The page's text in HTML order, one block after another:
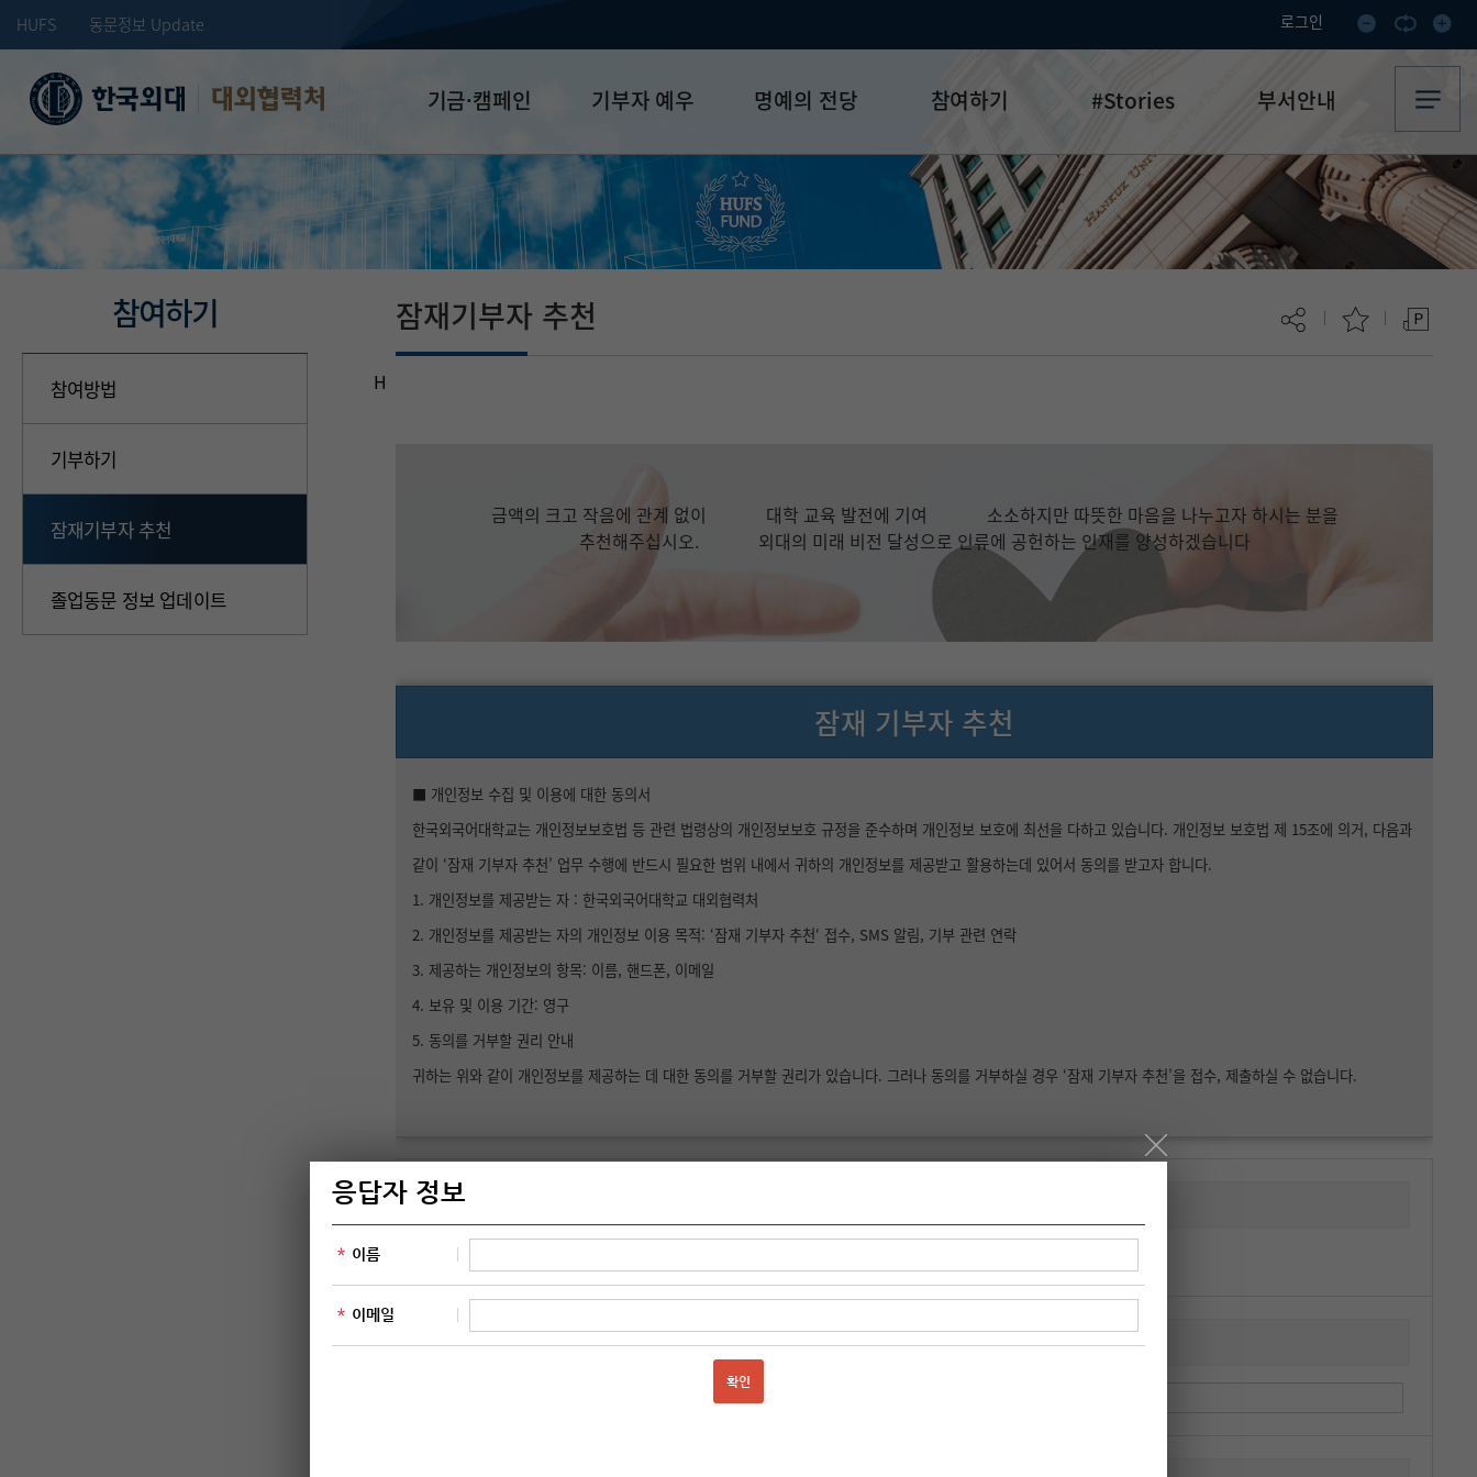
HUFS 동문정보 Update 로그인
대외협력처 기금·캠페인
학교발전기금
장학기금
선배드림 장학금
기부자 예우
예우 프로그램
세제 혜택
명예의 전당
HUFS Honor
Diamond Club
Platinum Club
참여하기
참여방법
기부하기
잠재기부자 추천
#Stories
기부·수혜스토리
기금소식
이달의 기부자
부서안내
업무안내
오시는 길
참여하기
참여방법
기부하기
잠재기부자 추천
졸업동문 정보 업데이트
H
잠재기부자 추천
금액의 크고 작음에 관계 없이 대학 교육 발전에 기여
소소하지만 따뜻한 마음을 나누고자 하시는 분을
추천해주십시오.
외대의 미래 비전 달성으로 인류에 공헌하는 인재를 양성하겠습니다
잠재 기부자 추천
■ 개인정보 수집 및 이용에 대한 동의서
한국외국어대학교는 개인정보보호법 등 관련 법령상의 개인정보보호 규정을 준수하며 개인정보 보호에 최선을 다하고 있습니다. 개인정보 보호법 제 15조에 의거, 다음과
같이 ‘잠재 기부자 추천’ 업무 수행에 반드시 필요한 범위 내에서 귀하의 개인정보를 제공받고 활용하는데 있어서 동의를 받고자 합니다.
1. 개인정보를 제공받는 자 : 한국외국어대학교 대외협력처
2. 개인정보를 제공받는 자의 개인정보 이용 목적: ‘잠재 기부자 추천‘ 접수, SMS 알림, 기부 관련 연락
3. 제공하는 개인정보의 항목: 이름, 핸드폰, 이메일
4. 보유 및 이용 기간: 영구
5. 동의를 거부할 권리 안내
귀하는 위와 같이 개인정보를 제공하는 데 대한 동의를 거부할 권리가 있습니다. 그러나 동의를 거부하실 경우 ‘잠재 기부자 추천’을 접수, 제출하실 수 없습니다.
개인정보 수집 및 이용에 대한 동의서
동의합니다
추천자 성명